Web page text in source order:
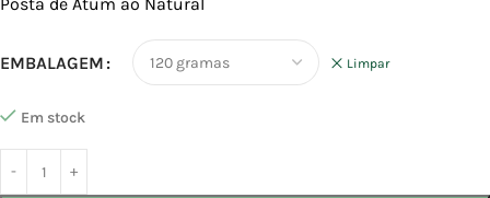
EMBALAGEM Limpar
Em stock